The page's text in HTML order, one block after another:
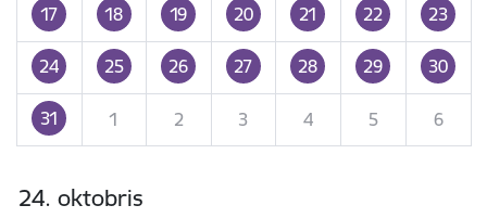
17 18 19 20 21 22 23
24 25 26 27 28 29 30
31 1 2 3 4 5 6
24. oktobris